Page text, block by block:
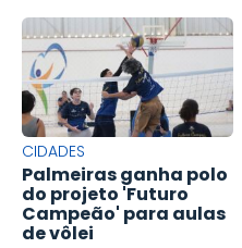
CIDADES
Palmeiras ganha polo
do projeto 'Futuro
Campeão' para aulas
de vôlei